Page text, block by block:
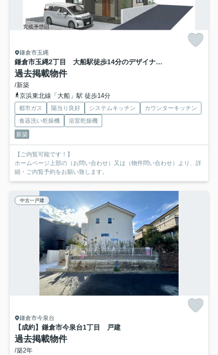
鎌倉市玉縄
鎌倉市玉縄2丁目 大船駅徒歩14分のデザイナーズ住宅
過去掲載物件
/新築
京浜東北線「大船」駅 徒歩14分
都市ガス 陽当り良好 システムキッチン
カウンターキッチン
食器洗い乾燥機
浴室乾燥機
新築
【ご内覧可能です！】
ホームページ上部の（お問い合わせ）又は（物件問い合わせ）より、詳
細・ご内覧予約をお願い致します。
中古一戸建
鎌倉市今泉台
【成約】鎌倉市今泉台1丁目 戸建
過去掲載物件
/築2年